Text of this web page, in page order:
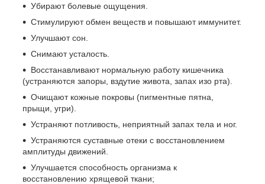
Убирают болевые ощущения.
Стимулируют обмен веществ и повышают иммунитет.
Улучшают сон.
Снимают усталость.
Восстанавливают нормальную работу кишечника
(устраняются запоры, вздутие живота, запах изо рта).
Очищают кожные покровы (пигментные пятна,
прыщи, угри).
Устраняют потливость, неприятный запах тела и ног.
Устраняются суставные отеки с восстановлением
амплитуды движений.
Улучшается способность организма к
восстановлению хрящевой ткани;